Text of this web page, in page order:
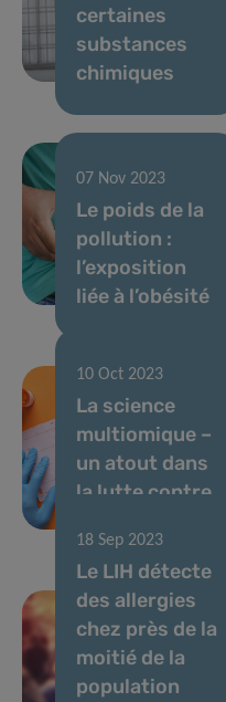
certaines
substances
chimiques
07 Nov 2023
Le poids de la
pollution :
l’exposition
liée à l’obésité
10 Oct 2023
La science
multiomique –
un atout dans
la lutte contre
18 Sep 2023
Le LIH détecte
des allergies
chez près de la
moitié de la
population